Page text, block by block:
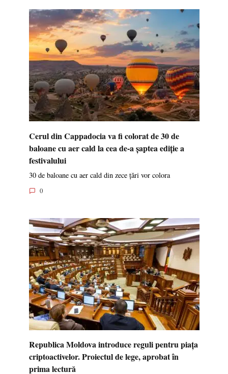
Cerul din Cappadocia va fi colorat de 30 de
baloane cu aer cald la cea de-a șaptea ediție a
festivalului
30 de baloane cu aer cald din zece țări vor colora
0
Republica Moldova introduce reguli pentru piața
criptoactivelor. Proiectul de lege, aprobat în
prima lectură